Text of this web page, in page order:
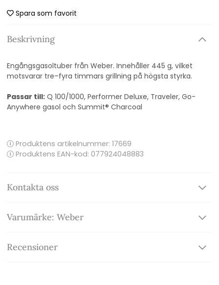
Spara som favorit
Beskrivning
Engångsgasoltuber från Weber. Innehåller 445 g, vilket
motsvarar tre–fyra timmars grillning på högsta styrka.
Passar till: Q 100/1000, Performer Deluxe, Traveler, Go-
Anywhere gasol och Summit® Charcoal
Produktens artikelnummer: 17669
Produktens EAN-kod: 077924048883
Kontakta oss
Varumärke: Weber
Recensioner